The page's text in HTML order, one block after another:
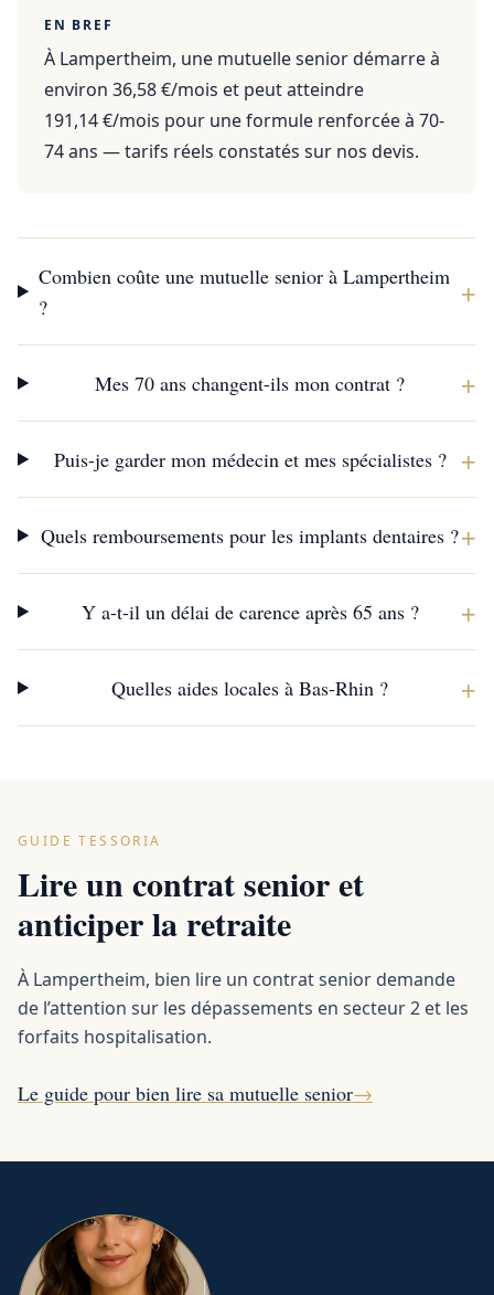
EN BREF
À Lampertheim, une mutuelle senior démarre à
environ 36,58 €/mois et peut atteindre
191,14 €/mois pour une formule renforcée à 70-
74 ans — tarifs réels constatés sur nos devis.
Combien coûte une mutuelle senior à Lampertheim
?
+
Mes 70 ans changent-ils mon contrat ? +
Puis-je garder mon médecin et mes spécialistes ? +
Quels remboursements pour les implants dentaires ?+
Y a-t-il un délai de carence après 65 ans ? +
Quelles aides locales à Bas-Rhin ? +
GUIDE TESSORIA
Lire un contrat senior et
anticiper la retraite
À Lampertheim, bien lire un contrat senior demande
de l’attention sur les dépassements en secteur 2 et les
forfaits hospitalisation.
Le guide pour bien lire sa mutuelle senior→